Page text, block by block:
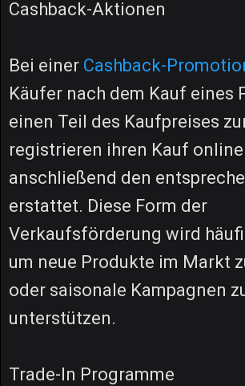
Cashback-Aktionen
Bei einer Cashback-
Käufer nach dem Kauf eines
einen Teil des Kaufpreises
registrieren ihren Kauf
anschließend den
erstattet. Diese Form der
Verkaufsförderung wird
um neue Produkte im Markt
oder saisonale Kampagnen
unterstützen.
Trade-In Programme